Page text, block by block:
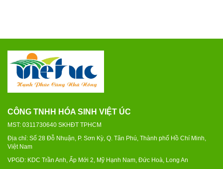
CÔNG TNHH HÓA SINH VIỆT ÚC
MST: 0311730640 SKHĐT TPHCM
Địa chỉ: Số 28 Đỗ Nhuận, P. Sơn Kỳ, Q. Tân Phú, Thành phố Hồ Chí Minh,
Việt Nam
VPGD: KDC Trần Anh, Ấp Mới 2, Mỹ Hạnh Nam, Đức Hoà, Long An